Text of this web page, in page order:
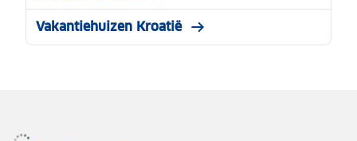
Vakantiehuizen Kroatië